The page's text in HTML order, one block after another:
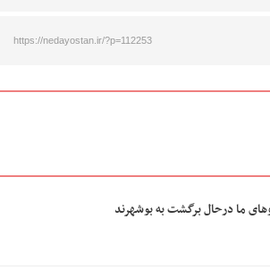
https://nedayostan.ir/?p=112253
ما درحال برگشت به بوشهرند